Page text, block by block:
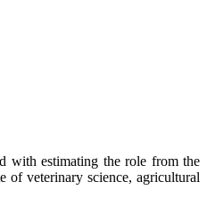
with estimating the role from the
of veterinary science, agricultural